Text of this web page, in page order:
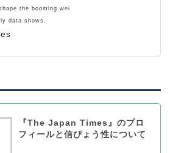
the booming wei
data shows.
『The Japan Times』のプロ
フィールと信ぴょう性について